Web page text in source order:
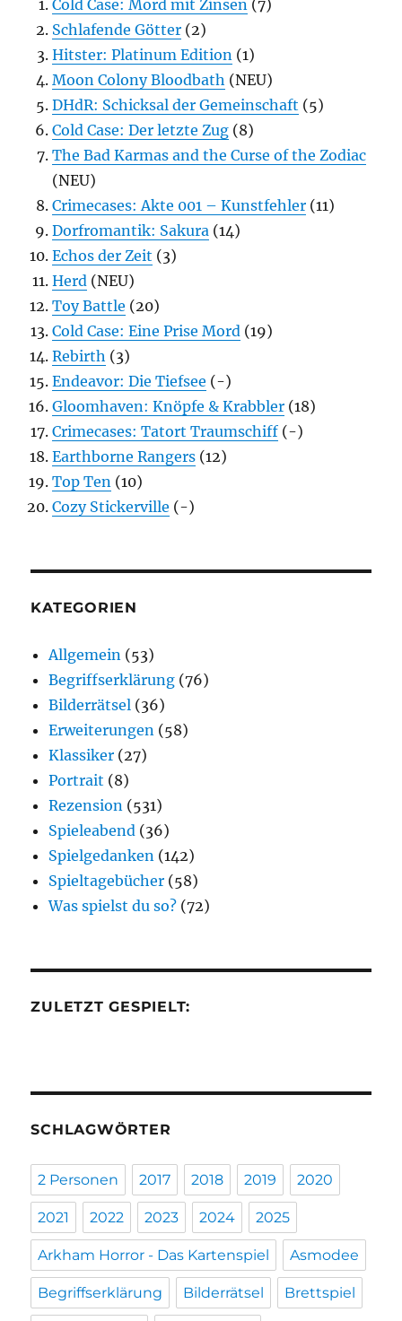
Cold Case: Mord mit Zinsen (7)
Schlafende Götter (2)
Hitster: Platinum Edition (1)
Moon Colony Bloodbath (NEU)
DHdR: Schicksal der Gemeinschaft (5)
Cold Case: Der letzte Zug (8)
The Bad Karmas and the Curse of the Zodiac
(NEU)
Crimecases: Akte 001 – Kunstfehler (11)
Dorfromantik: Sakura (14)
Echos der Zeit (3)
Herd (NEU)
Toy Battle (20)
Cold Case: Eine Prise Mord (19)
Rebirth (3)
Endeavor: Die Tiefsee (-)
Gloomhaven: Knöpfe & Krabbler (18)
Crimecases: Tatort Traumschiff (-)
Earthborne Rangers (12)
Top Ten (10)
Cozy Stickerville (-)
KATEGORIEN
Allgemein (53)
Begriffserklärung (76)
Bilderrätsel (36)
Erweiterungen (58)
Klassiker (27)
Portrait (8)
Rezension (531)
Spieleabend (36)
Spielgedanken (142)
Spieltagebücher (58)
Was spielst du so? (72)
ZULETZT GESPIELT:
SCHLAGWÖRTER
2 Personen 2017 2018 2019 2020
2021 2022 2023 2024 2025
Arkham Horror - Das Kartenspiel Asmodee
Begriffserklärung Bilderrätsel Brettspiel